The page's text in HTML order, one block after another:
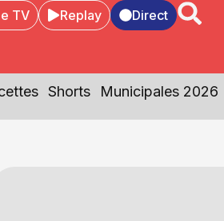
TV Replay Direct
Shorts Municipales 2026